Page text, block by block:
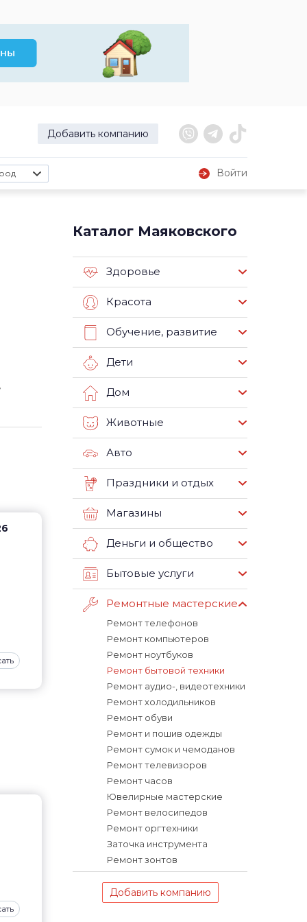
Добавить компанию
Войти
Каталог Маяковского
Здоровье
Красота
Обучение, развитие
Дети
Дом
Животные
Авто
Праздники и отдых
Магазины
Деньги и общество
Бытовые услуги
Ремонтные мастерские
Ремонт телефонов
Ремонт компьютеров
Ремонт ноутбуков
Ремонт бытовой техники
Ремонт аудио-, видеотехники
Ремонт холодильников
Ремонт обуви
Ремонт и пошив одежды
Ремонт сумок и чемоданов
Ремонт телевизоров
Ремонт часов
Ювелирные мастерские
Ремонт велосипедов
Ремонт оргтехники
Заточка инструмента
Ремонт зонтов
Добавить компанию